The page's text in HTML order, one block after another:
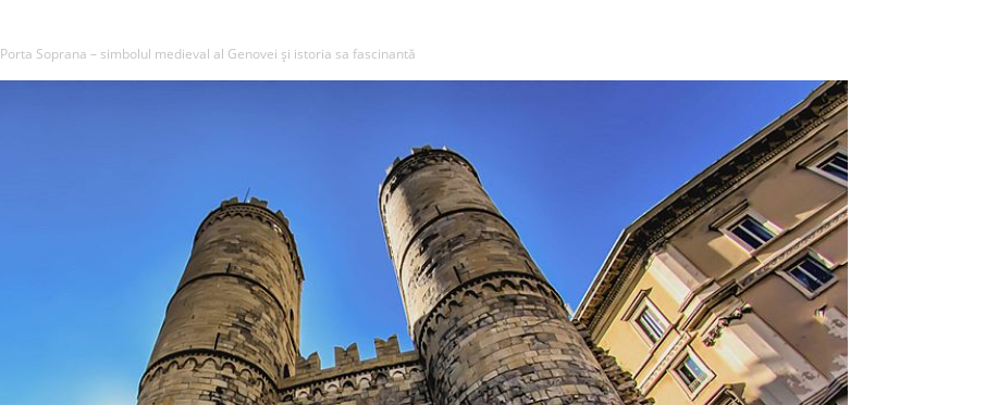
Porta Soprana – simbolul medieval al Genovei și istoria sa fascinantă